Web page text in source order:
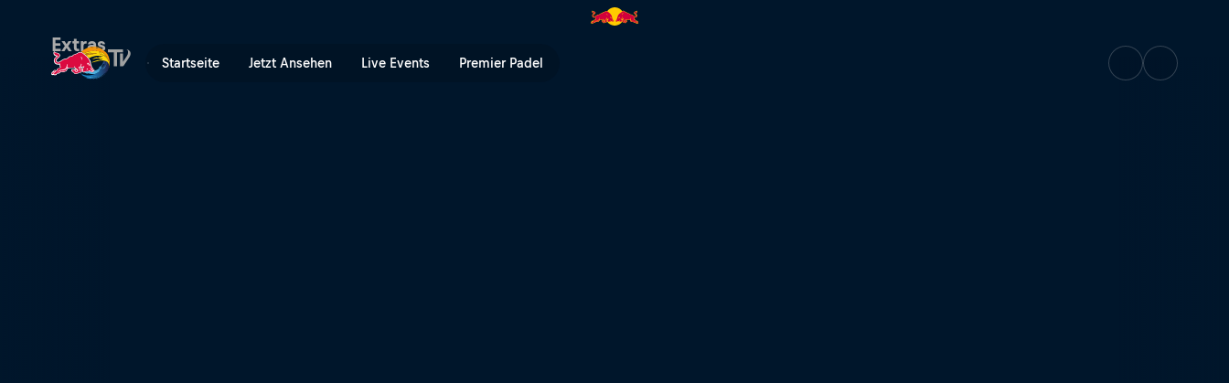
Startseite Jetzt Ansehen Live Events Premier Padel
Extras